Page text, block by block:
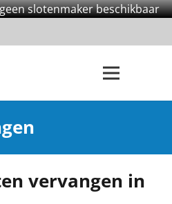
slotenmaker beschikbaar
vervangen in